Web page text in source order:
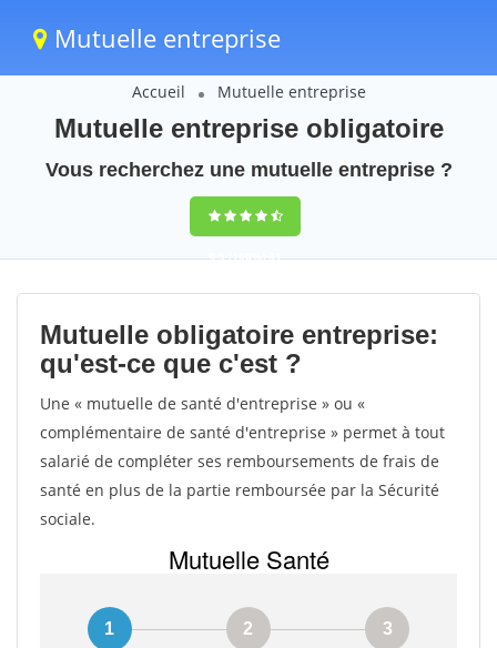
Mutuelle entreprise
Accueil Mutuelle entreprise
Mutuelle entreprise obligatoire
Vous recherchez une mutuelle entreprise ?
9,5(100%)31
votes
Mutuelle obligatoire entreprise:
qu'est-ce que c'est ?
Une « mutuelle de santé d'entreprise » ou «
complémentaire de santé d'entreprise » permet à tout
salarié de compléter ses remboursements de frais de
santé en plus de la partie remboursée par la Sécurité
sociale.